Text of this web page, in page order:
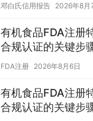
邓白氏信用报告 2026年8月
有机食品FDA注册
合规认证的关键步
FDA注册 2026年8月6日
有机食品FDA注册
合规认证的关键步